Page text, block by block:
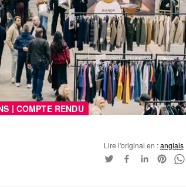
| COMPTE RENDU
Lire l'original en :anglais